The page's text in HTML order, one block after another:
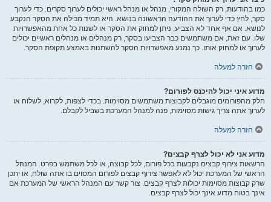
כמו בהודעות, רק השולח המקורי, מנהל או מנהל ראשי יכולים לערוך סקרים. כדי לערוך
סקר, לחץ כדי לערוך את ההודעה הראשונה בנושא. היא תמיד מכילה את הסקר הנקבע
לנושא. אם אף אחד לא הצביע, ניתן למחוק את הסקר או לשנות כל אחת מהאפשרויות
שלו. עם זאת, אם משתמשים כבר הצביעו בסקר, רק מנהלים או מנהלים ראשיים יכולים
לערוך או למחוק אותו. כך נמנע מאפשרויות הסקר להשתנות באמצע תקופת הסקר.
חזרה למעלה
מדוע איני יכול להיכנס לפורום?
חלק מהפורומים מוגבלים לקבוצות משתמשים מסוימות. בכדי לצפות, לקרוא, לשלוח או
לערוך אתה צריך גישות מסוימות, פנה למנהל המערכת בשביל לקבלם.
חזרה למעלה
מדוע אני לא יכול לצרף קבצים?
הרשאות צירוף קבצים נקבעות בכל פורום, לכל קבוצה, או לכל משתמש בפרט. המנהל
הראשי של המערכת יכול לא לאפשר צירוף קבצים לפורום המסוים בו אתה שולח, או יתכן
שרק קבוצות מסוימות יכולות לצרף קבצים. צור קשר עם המנהל הראשי של המערכת אם
אינך בטוח מדוע אינך יכול לצרף קבצים.